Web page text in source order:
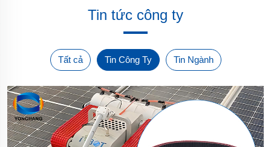
Tin tức công ty
Tất cả Tin Công Ty Tin Ngành